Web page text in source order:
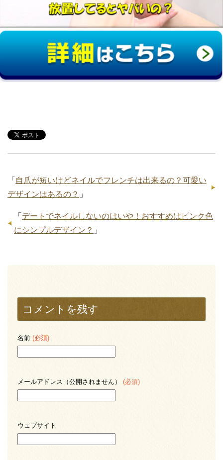
「 自爪が短いけどネイルでフレンチは出来るの？可愛い
デザインはあるの？ 」
「 デートでネイルしないのはいや！おすすめはピンク色
にシンプルデザイン？ 」
コメントを残す
名前 (必須)
メールアドレス（公開されません） (必須)
ウェブサイト